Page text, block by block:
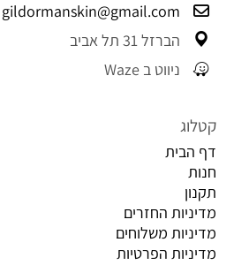
gildormanskin@gmail.com
הברזל 31 תל אביב
ניווט ב Waze
קטלוג
דף הבית
חנות
תקנון
מדיניות החזרים
מדיניות משלוחים
מדיניות הפרטיות